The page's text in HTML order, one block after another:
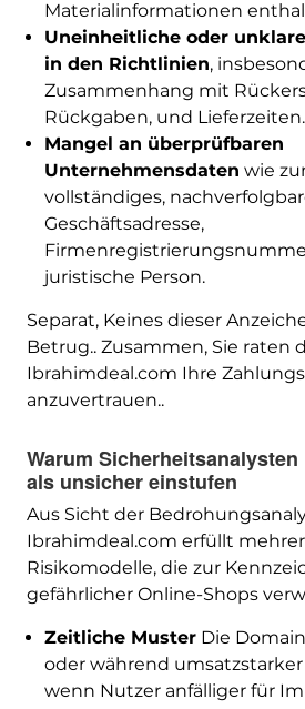
Materialinformationen
Uneinheitliche oder
in den Richtlinien,
Zusammenhang mit
Rückgaben, und Lieferzeiten.
Mangel an überprüfbaren
Unternehmensdaten wie
vollständiges,
Geschäftsadresse,
juristische Person.
Separat, Keines dieser
Betrug.. Zusammen, Sie raten
Ibrahimdeal.com Ihre
anzuvertrauen..
Warum
als unsicher einstufen
Aus Sicht der
Ibrahimdeal.com erfüllt
Risikomodelle, die zur
gefährlicher Online-Shops
Zeitliche MusterDie
oder während
wenn Nutzer anfälliger für